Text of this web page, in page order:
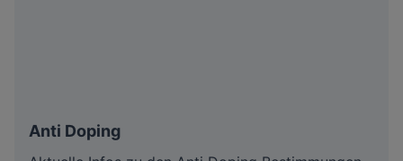
Anti Doping